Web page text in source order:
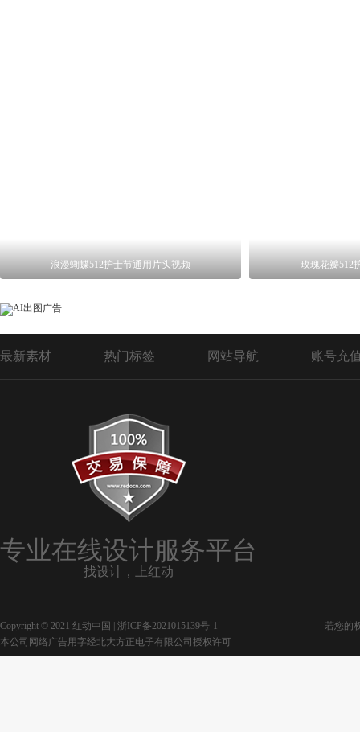
浪漫蝴蝶512护士节通用片头视频 玫瑰花瓣512
最新素材 热门标签 网站导航 账号充
专业在线设计服务平台
找设计，上红动
Copyright © 2021 红动中国 | 浙ICP备2021015139号-1
若您的
本公司网络广告用字经北大方正电子有限公司授权许可